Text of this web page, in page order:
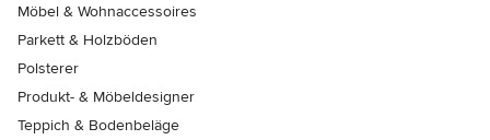
Möbel & Wohnaccessoires
Parkett & Holzböden
Polsterer
Produkt- & Möbeldesigner
Teppich & Bodenbeläge